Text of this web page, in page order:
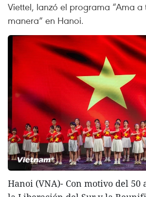
Viettel, lanzó el programa “Ama a
manera” en Hanoi.
Hanoi (VNA)- Con motivo del 50